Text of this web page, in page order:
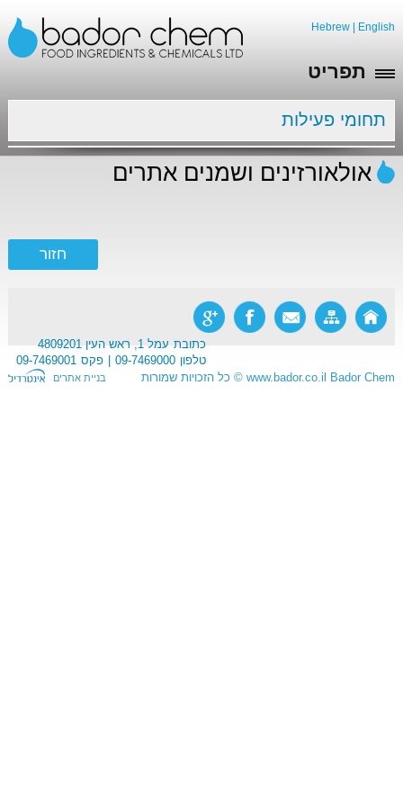
Hebrew English
תפריט
תחומי פעילות
אולאורזינים ושמנים אתרים
כתובת עמל 1, ראש העין 4809201
טלפון 09-7469000 פקס 09-7469001
Bador Chem
www.bador.co.il
© כל הזכויות שמורות בניית אתרים